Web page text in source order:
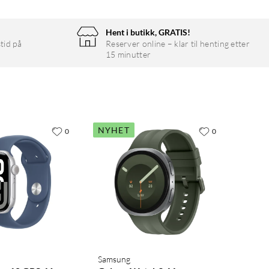
på
Hent i butikk, GRATIS!
Reserver online – klar til henting etter
15 minutter
0 NYHET
Samsung
0